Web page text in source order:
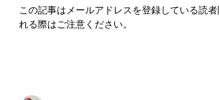
この記事はメールアドレスを登録している読
れる際はご注意ください。